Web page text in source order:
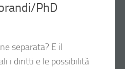
PhD
separata? E il
i diritti e le possibilità